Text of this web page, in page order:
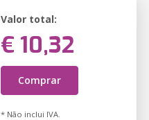
Valor total:
€ 10,32
Comprar
* Não inclui IVA.